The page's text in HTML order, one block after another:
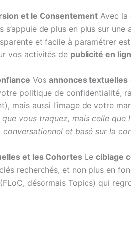
et le Consentement Avec la
s’appuie de plus en plus sur
et facile à paramétrer
vos activités de publicité en
Vos annonces textuelles
politique de confidentialité,
mais aussi l’image de votre
vous traquez, mais celle
conversationnel et basé sur la
et les Cohortes Le ciblage
recherchés, et non plus en
(FLoC, désormais Topics) qui